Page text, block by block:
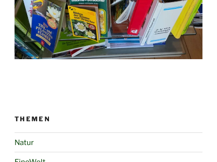
THEMEN
Natur